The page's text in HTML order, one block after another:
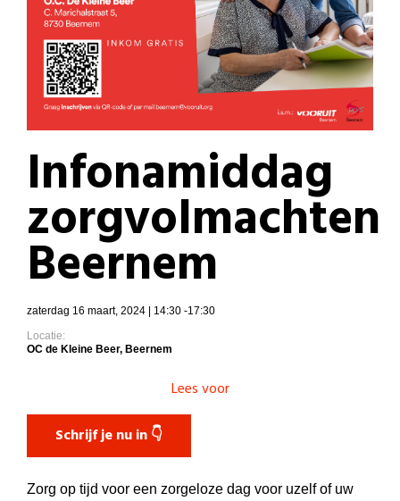
Infonamiddag
zorgvolmachten
Beernem
zaterdag 16 maart, 2024 | 14:30 -17:30
Locatie:
OC de Kleine Beer, Beernem
Lees voor
Schrijf je nu in 👇
Zorg op tijd voor een zorgeloze dag voor uzelf of uw